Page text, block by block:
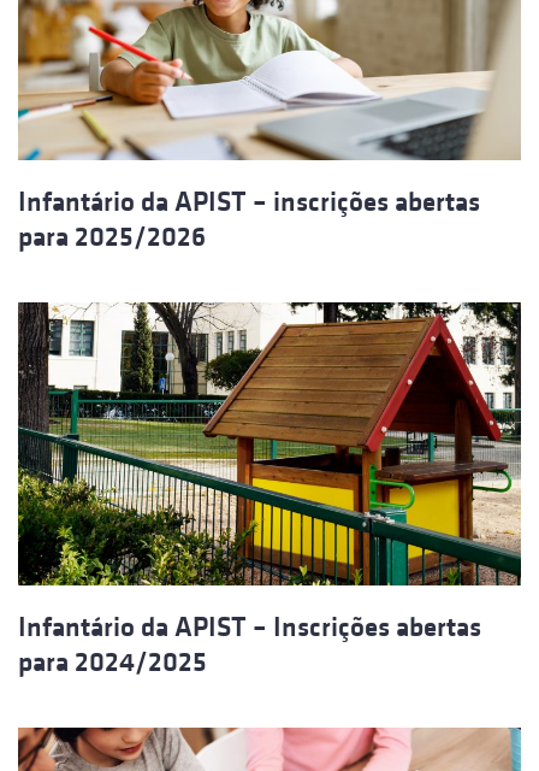
Infantário da APIST – inscrições abertas
para 2025/2026
Infantário da APIST – Inscrições abertas
para 2024/2025